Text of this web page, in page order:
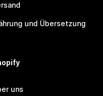
und Übersetzung
uns